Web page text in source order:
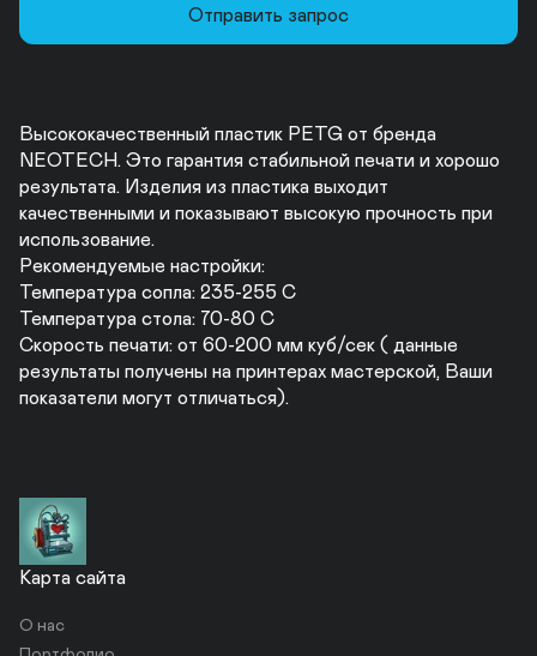
Отправить запрос
Высококачественный пластик PETG от бренда
NEOTECH. Это гарантия стабильной печати и хорошо
результата. Изделия из пластика выходит
качественными и показывают высокую прочность при
использование.
Рекомендуемые настройки:
Температура сопла: 235-255 С
Температура стола: 70-80 С
Скорость печати: от 60-200 мм куб/сек ( данные
результаты получены на принтерах мастерской, Ваши
показатели могут отличаться).
Карта сайта
О нас